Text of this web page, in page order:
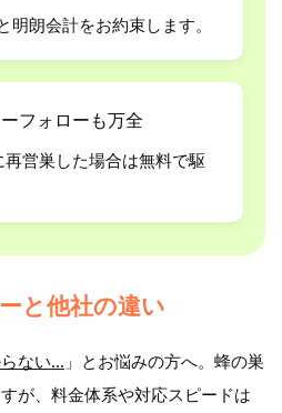
朗会計をお約束します。
フォローも万全
営巣した場合は無料で駆
と他社の違い
ない… 」とお悩みの方へ。蜂の巣
が、料金体系や対応スピードは